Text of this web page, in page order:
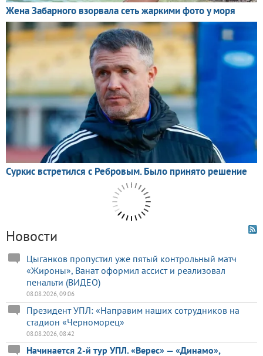
Новости
Цыганков пропустил уже пятый контрольный матч
«Жироны», Ванат оформил ассист и реализовал
пенальти (ВИДЕО)
08.08.2026, 09:06
Президент УПЛ: «Направим наших сотрудников на
стадион «Черноморец»
08.08.2026, 08:42
Начинается 2-й тур УПЛ. «Верес» — «Динамо»,